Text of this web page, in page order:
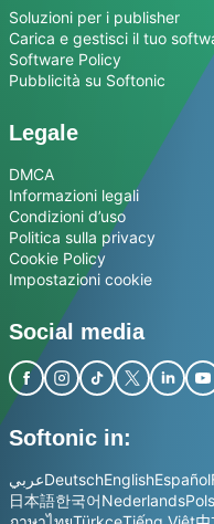
Soluzioni per i publisher
Carica e gestisci il tuo
Software Policy
Pubblicità su Softonic
Legale
DMCA
Informazioni legali
Condizioni d’uso
Politica sulla privacy
Cookie Policy
Impostazioni cookie
Social media
Softonic in:
عربيDeutschEnglishEspañol
日本語한국어Nederlands